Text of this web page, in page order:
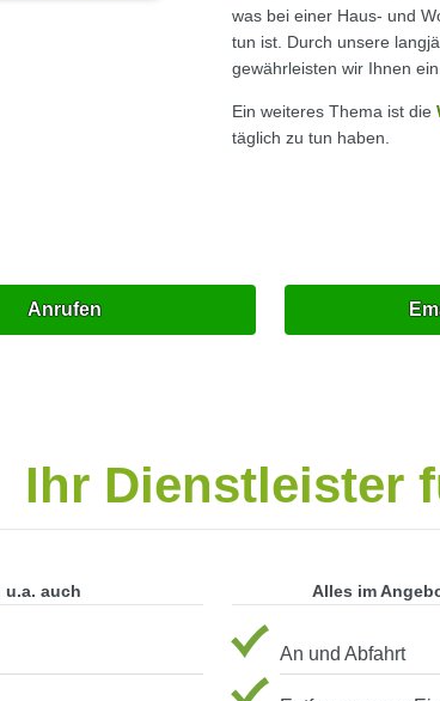
was bei einer Haus- und
tun ist. Durch unsere
gewährleisten wir Ihnen
Ein weiteres Thema ist die
täglich zu tun haben.
Anrufen
Ihr Dienstleister
u.a. auch Alles im
An und Abfahrt